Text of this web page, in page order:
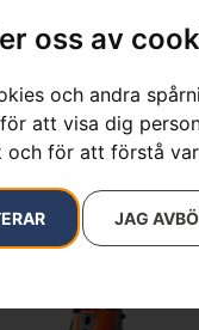
oss av
och andra
att visa dig
för att förstå
JAG